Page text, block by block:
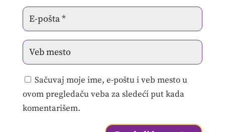
Sačuvaj moje ime, e-poštu i veb mesto u
ovom pregledaču veba za sledeći put kada
komentarišem.